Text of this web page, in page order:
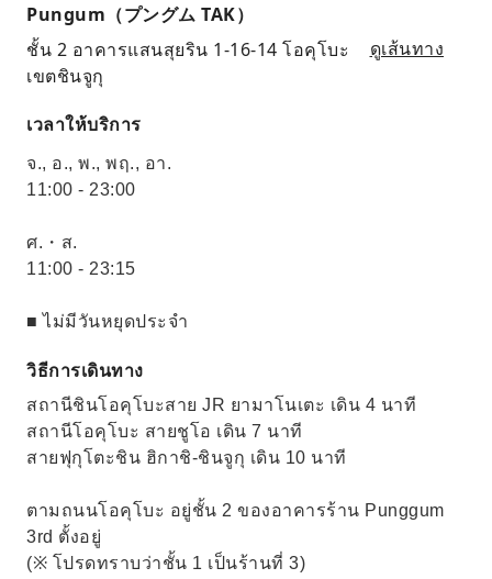
Pungum（プングム TAK）
ชั้น 2 อาคารแสนสุยริน 1-16-14 โอคุโบะ
เขตชินจูกุ
ดูเส้นทาง
เวลาให้บริการ
จ., อ., พ., พฤ., อา.
11:00 - 23:00
ศ.・ส.
11:00 - 23:15
■ ไม่มีวันหยุดประจำ
วิธีการเดินทาง
สถานีชินโอคุโบะสาย JR ยามาโนเตะ เดิน 4 นาที
สถานีโอคุโบะ สายชูโอ เดิน 7 นาที
สายฟุกุโตะชิน ฮิกาชิ-ชินจูกุ เดิน 10 นาที
ตามถนนโอคุโบะ อยู่ชั้น 2 ของอาคารร้าน Punggum
3rd ตั้งอยู่
(※ โปรดทราบว่าชั้น 1 เป็นร้านที่ 3)